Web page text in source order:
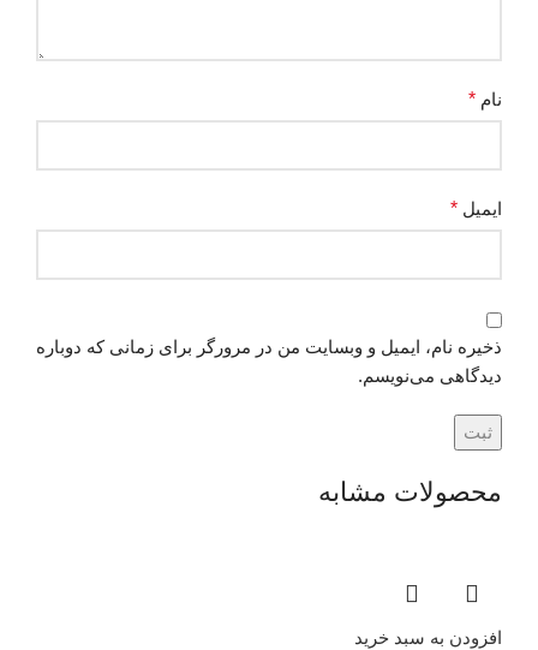
نام *
ایمیل *
ذخیره نام، ایمیل و وبسایت من در مرورگر برای زمانی که دوباره
دیدگاهی می‌نویسم.
محصولات مشابه
افزودن به سبد خرید